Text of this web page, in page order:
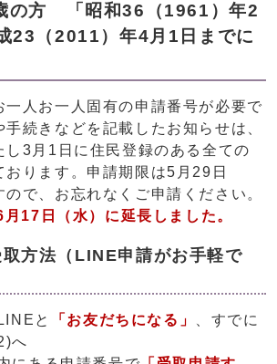
の方 「昭和36（1961）年2
23（2011）年4月1日までに
一人お一人固有の申請番号が必要で
続きなどを記載したお知らせは、
し3月1日に住民登録のある全ての
おります。申請期限は5月29日
ので、お忘れなくご申請ください。
17日（水）に延長しました。
方法（LINE申請がお手軽で
と 「お友だちになる」
、すでに
へ